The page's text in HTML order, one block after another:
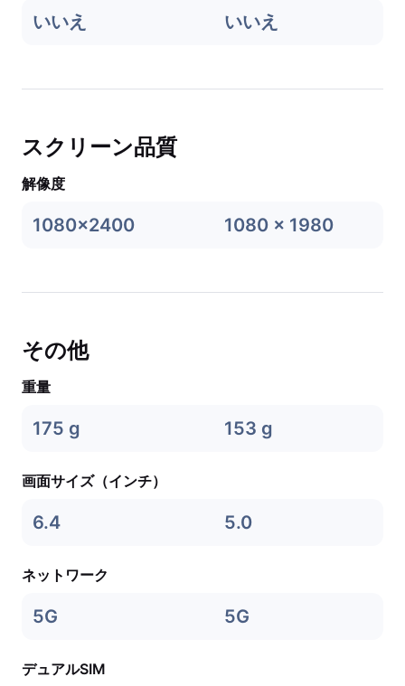
いいえ いいえ
スクリーン品質
解像度
1080x2400 1080 x 1980
その他
重量
175 g 153 g
画面サイズ（インチ）
6.4 5.0
ネットワーク
5G 5G
デュアルSIM